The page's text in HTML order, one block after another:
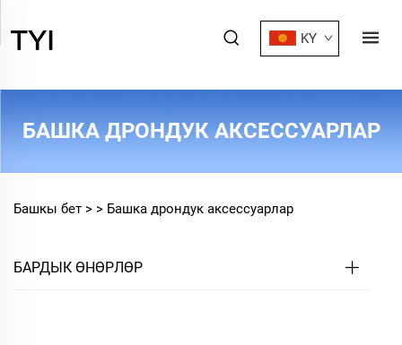
KY
БАШКА ДРОНДУК АКСЕССУАРЛАР
Башкы бет > > Башка дрондук аксессуарлар
БАРДЫК ӨНӨРЛӨР